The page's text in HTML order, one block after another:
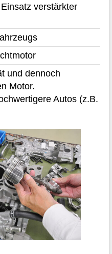
verstärkter
und dennoch
Motor.
Autos (z.B.